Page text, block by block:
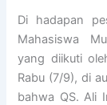
Di hadapan
Mahasiswa
yang diikuti
Rabu (7/9), di
bahwa QS. Ali